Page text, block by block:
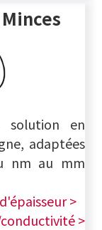
solution en
adaptées
nm au mm
>
>